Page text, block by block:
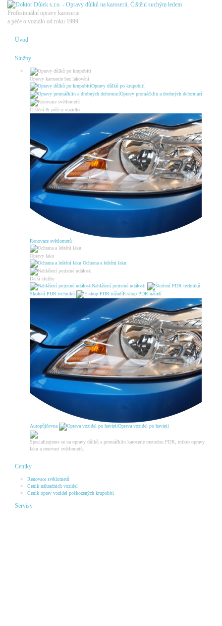
Profesionální opravy karoserie
a péče o vozidlo od roku 1999.
Úvod
Služby
Opravy karoserie bez lakování
Opravy důlků po krupobití
Opravy promáčklin a drobných deformací
Čištění & péče o vozidlo
Renovace světlometů
Opravy laku
Ochrana a leštění laku
Další služby
Nahlášení pojistné události
Školení PDR techniků
E-shop PDR nářadí
Autopůjčovna Oprava vozidel po havárii
Specializujeme se na opravy důlků a promáčklin karoserie metodou PDR, mikro opravy
laku a renovaci světlometů.
Ceníky
Renovace světlometů
Ceník náhradních vozidel
Ceník oprav vozidel poškozených krupobití
Servisy